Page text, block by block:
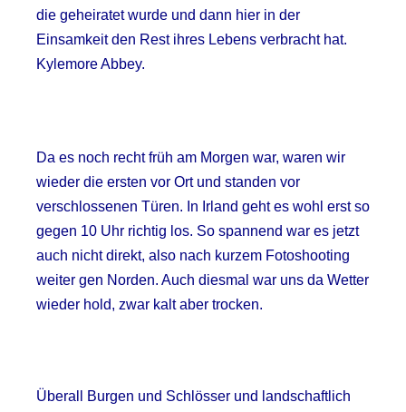
die geheiratet wurde und dann hier in der
Einsamkeit den Rest ihres Lebens verbracht hat.
Kylemore Abbey.
Da es noch recht früh am Morgen war, waren wir
wieder die ersten vor Ort und standen vor
verschlossenen Türen. In Irland geht es wohl erst so
gegen 10 Uhr richtig los. So spannend war es jetzt
auch nicht direkt, also nach kurzem Fotoshooting
weiter gen Norden. Auch diesmal war uns da Wetter
wieder hold, zwar kalt aber trocken.
Überall Burgen und Schlösser und landschaftlich